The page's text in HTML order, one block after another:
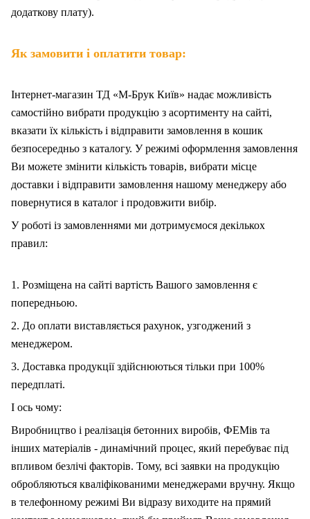
додаткову плату).
Як замовити і оплатити товар:
Інтернет-магазин ТД «М-Брук Київ» надає можливість
самостійно вибрати продукцію з асортименту на сайті,
вказати їх кількість і відправити замовлення в кошик
безпосередньо з каталогу. У режимі оформлення замовлення
Ви можете змінити кількість товарів, вибрати місце
доставки і відправити замовлення нашому менеджеру або
повернутися в каталог і продовжити вибір.
У роботі із замовленнями ми дотримуємося декількох
правил:
1. Розміщена на сайті вартість Вашого замовлення є
попередньою.
2. До оплати виставляється рахунок, узгоджений з
менеджером.
3. Доставка продукції здійснюються тільки при 100%
передплаті.
І ось чому:
Виробництво і реалізація бетонних виробів, ФЕМів та
інших матеріалів - динамічний процес, який перебуває під
впливом безлічі факторів. Тому, всі заявки на продукцію
обробляються кваліфікованими менеджерами вручну. Якщо
в телефонному режимі Ви відразу виходите на прямий